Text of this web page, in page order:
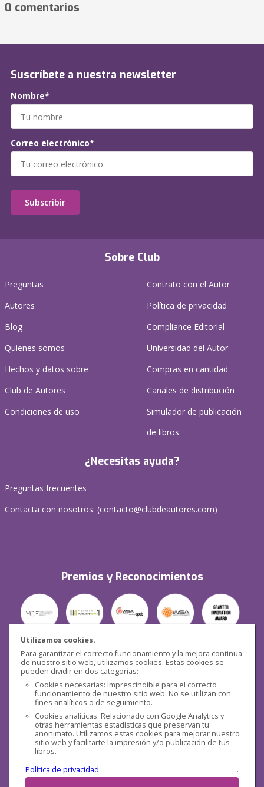
Utilizamos cookies.
Para garantizar el correcto funcionamiento y la mejora continua
de nuestro sitio web, utilizamos cookies. Estas cookies se
pueden dividir en dos categorías:
Cookies necesarias: Imprescindible para el correcto
funcionamiento de nuestro sitio web. No se utilizan con
fines analíticos o de seguimiento.
Cookies analíticas: Relacionado con Google Analytics y
otras herramientas estadísticas que preservan tu
anonimato. Utilizamos estas cookies para mejorar nuestro
sitio web y facilitarte la impresión y/o publicación de tus
libros.
Política de privacidad
.
0 comentarios
Sobre Club
Preguntas
Autores
Blog
Quienes somos
Hechos y datos sobre
Club de Autores
Condiciones de uso
Contrato con el Autor
Política de privacidad
Compliance Editorial
Universidad del Autor
Compras en cantidad
Canales de distribución
Simulador de publicación
de libros
¿Necesitas ayuda?
Preguntas frecuentes
Contacta con nosotros: (contacto@clubdeautores.com)
Premios y Reconocimientos
Seguridad
Redes sociales
Suscríbete a nuestra newsletter
Nombre*
Correo electrónico*
Subscribir